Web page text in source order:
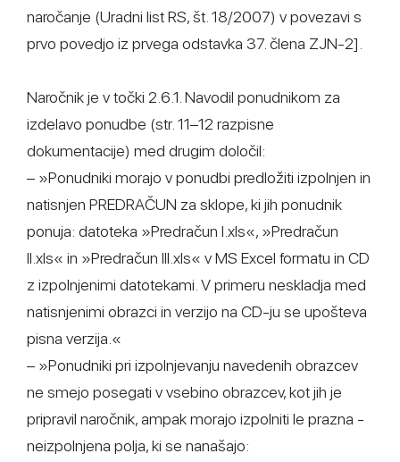
naročanje (Uradni list RS, št. 18/2007) v povezavi s
prvo povedjo iz prvega odstavka 37. člena ZJN-2].
Naročnik je v točki 2.6.1. Navodil ponudnikom za
izdelavo ponudbe (str. 11–12 razpisne
dokumentacije) med drugim določil:
– »Ponudniki morajo v ponudbi predložiti izpolnjen in
natisnjen PREDRAČUN za sklope, ki jih ponudnik
ponuja: datoteka »Predračun I.xls«, »Predračun
II.xls« in »Predračun III.xls« v MS Excel formatu in CD
z izpolnjenimi datotekami. V primeru neskladja med
natisnjenimi obrazci in verzijo na CD-ju se upošteva
pisna verzija.«
– »Ponudniki pri izpolnjevanju navedenih obrazcev
ne smejo posegati v vsebino obrazcev, kot jih je
pripravil naročnik, ampak morajo izpolniti le prazna -
neizpolnjena polja, ki se nanašajo: